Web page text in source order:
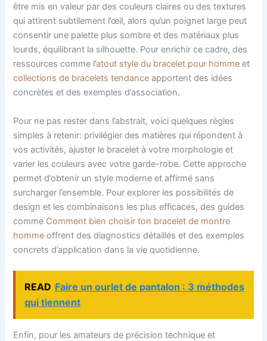
être mis en valeur par des couleurs claires ou des textures
qui attirent subtilement l’œil, alors qu’un poignet large peut
consentir une palette plus sombre et des matériaux plus
lourds, équilibrant la silhouette. Pour enrichir ce cadre, des
ressources comme l’atout style du bracelet pour homme et
collections de bracelets tendance apportent des idées
concrètes et des exemples d’association.
Pour ne pas rester dans l’abstrait, voici quelques règles
simples à retenir: privilégier des matières qui répondent à
vos activités, ajuster le bracelet à votre morphologie et
varier les couleurs avec votre garde-robe. Cette approche
permet d’obtenir un style moderne et affirmé sans
surcharger l’ensemble. Pour explorer les possibilités de
design et les combinaisons les plus efficaces, des guides
comme Comment bien choisir ton bracelet de montre
homme offrent des diagnostics détaillés et des exemples
concrets d’application dans la vie quotidienne.
READ Faire un ourlet de pantalon : 3 méthodes
qui tiennent
Enfin, pour les amateurs de précision technique et